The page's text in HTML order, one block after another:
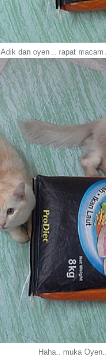
Adik dan oyen .. rapat macam
Haha.. muka